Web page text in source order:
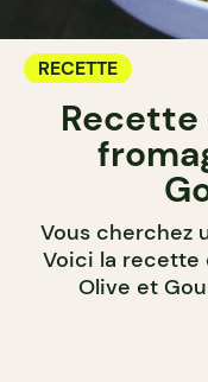
RECETTE
Recette
Vous cherchez
Voici la recette
Olive et